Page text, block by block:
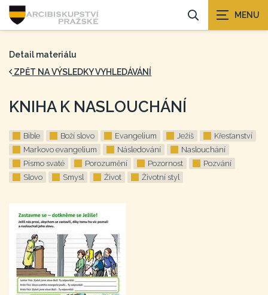
Detail materiálu
ZPĚT NA VÝSLEDKY VYHLEDÁVÁNÍ
KNIHA K NASLOUCHÁNÍ
Bible Boží slovo Evangelium Ježíš
Křesťanství
Markovo evangelium
Následování
Naslouchání
Písmo svaté
Porozumění Pozornost
Pozvání
Slovo
Smysl Život Životní styl